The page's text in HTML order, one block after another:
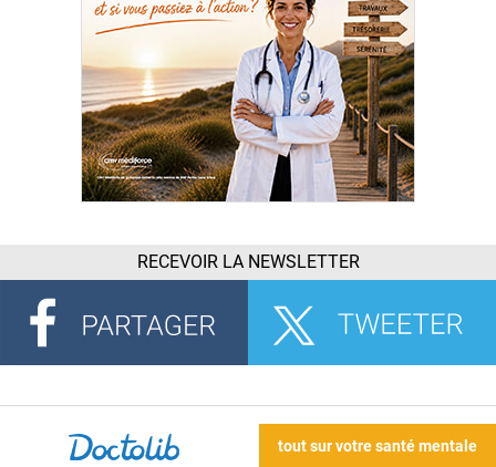
RECEVOIR LA NEWSLETTER
tout sur votre santé mentale